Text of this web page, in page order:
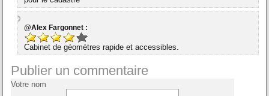
@Alex Fargonnet :
Cabinet de géomètres rapide et accessibles.
Publier un commentaire
Votre nom